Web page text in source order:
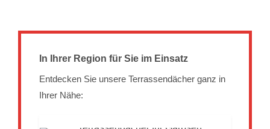
In Ihrer Region für Sie im Einsatz
Entdecken Sie unsere Terrassendächer ganz in
Ihrer Nähe: